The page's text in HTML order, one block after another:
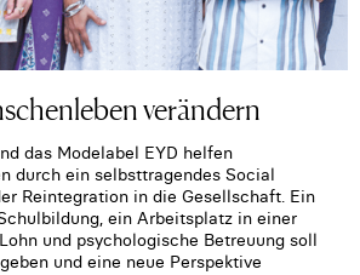
verändern
das Modelabel EYD helfen
durch ein selbsttragendes Social
Reintegration in die Gesellschaft. Ein
ein Arbeitsplatz in einer
und psychologische Betreuung soll
und eine neue Perspektive